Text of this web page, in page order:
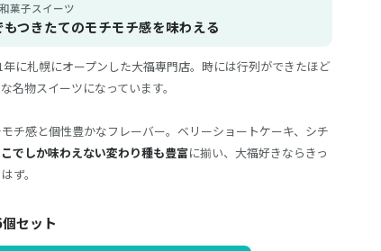
菓子スイーツ
つきたてのモチモチ感を味わえる
に札幌にオープンした大福専門店。時には行列ができたほど
名物スイーツになっています。
チ感と個性豊かなフレーバー。ベリーショートケーキ、シチ
でしか味わえない変わり種も豊富に揃い、大福好きならきっ
ず。
セット